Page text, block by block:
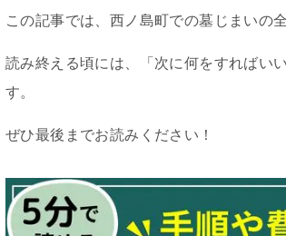
この記事では、西ノ島町での墓じまいの
読み終える頃には、「次に何をすればい
す。
ぜひ最後までお読みください！